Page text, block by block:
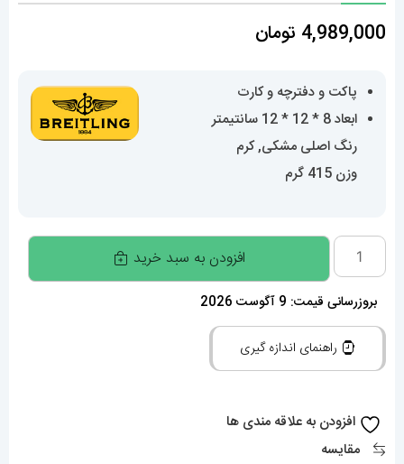
4,989,000 تومان
پاکت و دفترچه و کارت
ابعاد 8 * 12 * 12 سانتیمتر
رنگ اصلی مشکی, کرم
وزن 415 گرم
جعبه
اصلی
ساعت
برایتلینگ
عدد
افزودن به سبد خرید
بروزرسانی قیمت: 9 آگوست 2026
راهنمای اندازه گیری
افزودن به علاقه مندی ها
مقایسه